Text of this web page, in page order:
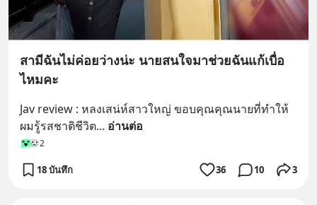
สามีฉันไม่ค่อยว่างน่ะ นายสนใจมาช่วยฉันแก้เบื่อ
ไหมคะ
Jav review : หลงเสน่ห์สาวใหญ่ ขอบคุณคุณนายที่ทำให้
ผมรู้รสชาติชีวิต... อ่านต่อ
2
18 บันทึก 36 10 3